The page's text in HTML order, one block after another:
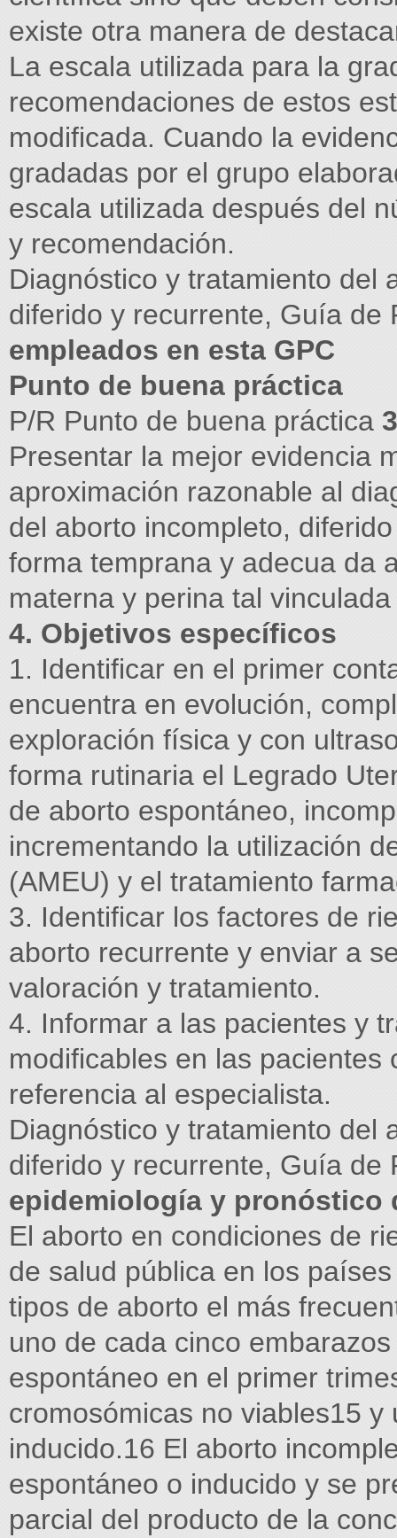
existe otra manera de
La escala utilizada para la
recomendaciones de estos
modificada. Cuando la
gradadas por el grupo
escala utilizada después del
y recomendación.
Diagnóstico y tratamiento del
diferido y recurrente, Guía
empleados en esta GPC
Punto de buena práctica
P/R Punto de buena práctica
Presentar la mejor evidencia
aproximación razonable al
del aborto incompleto,
forma temprana y adecua da
materna y perina tal
4. Objetivos específicos
1. Identificar en el primer
encuentra en evolución,
exploración física y con
forma rutinaria el Legrado
de aborto espontáneo,
incrementando la utilización
(AMEU) y el tratamiento
3. Identificar los factores de
aborto recurrente y enviar a
valoración y tratamiento.
4. Informar a las pacientes y
modificables en las
referencia al especialista.
Diagnóstico y tratamiento del
diferido y recurrente, Guía
epidemiología y pronóstico
El aborto en condiciones de
de salud pública en los
tipos de aborto el más
uno de cada cinco
espontáneo en el primer
cromosómicas no viables15
inducido.16 El aborto
espontáneo o inducido y se
parcial del producto de la